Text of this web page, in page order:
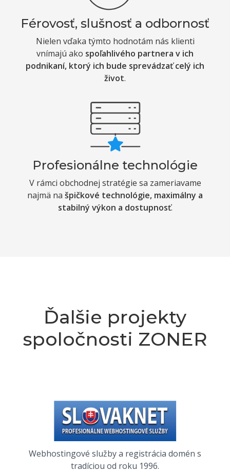
Férovosť, slušnosť a odbornosť
Nielen vďaka týmto hodnotám nás klienti
vnímajú ako spoľahlivého partnera v ich
podnikaní, ktorý ich bude sprevádzať celý ich
život.
Profesionálne technológie
V rámci obchodnej stratégie sa zameriavame
najmä na špičkové technológie, maximálny a
stabilný výkon a dostupnosť.
Ďalšie projekty
spoločnosti ZONER
Webhostingové služby a registrácia domén s
tradíciou od roku 1996.